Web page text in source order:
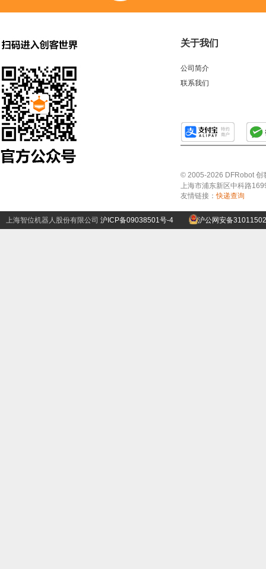
关于我们
公司简介
联系我们
© 2005-2026 DFRobot 创
上海市浦东新区中科路
友情链接：快递查询
上海智位机器人股份有限公司 沪ICP备09038501号-4 沪公网安备